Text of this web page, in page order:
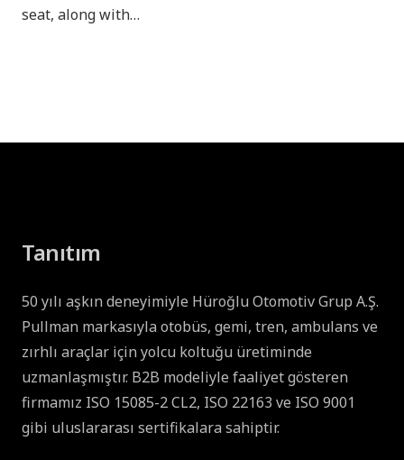
seat, along with…
Tanıtım
50 yılı aşkın deneyimiyle Hüroğlu Otomotiv Grup A.Ş.
Pullman markasıyla otobüs, gemi, tren, ambulans ve
zırhlı araçlar için yolcu koltuğu üretiminde
uzmanlaşmıştır. B2B modeliyle faaliyet gösteren
firmamız ISO 15085-2 CL2, ISO 22163 ve ISO 9001
gibi uluslararası sertifikalara sahiptir.